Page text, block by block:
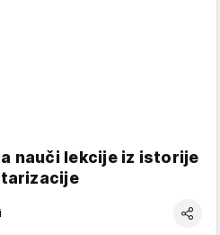
nauči lekcije iz istorije